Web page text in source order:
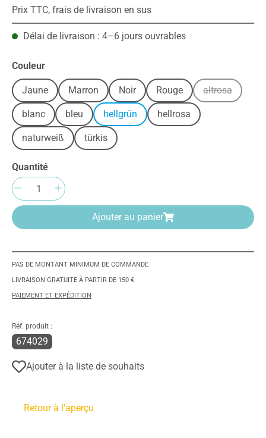
Prix TTC, frais de livraison en sus
Délai de livraison : 4–6 jours ouvrables
Sélectionnez
Couleur
Jaune Marron Noir Rouge altrosa
(Cette
blanc bleu hellgrün hellrosa
naturweiß türkis
Quantité
Quantité de produit : Entrez la quantité
Ajouter au panier
PAS DE MONTANT MINIMUM DE COMMANDE
LIVRAISON GRATUITE À PARTIR DE 150 €
PAIEMENT ET EXPÉDITION
Réf. produit :
674029
Ajouter à la liste de souhaits
Retour à l'aperçu